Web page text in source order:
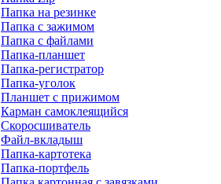
Папка на резинке
Папка с зажимом
Папка с файлами
Папка-планшет
Папка-регистратор
Папка-уголок
Планшет с прижимом
Карман самоклеящийся
Скоросшиватель
Файл-вкладыш
Папка-картотека
Папка-портфель